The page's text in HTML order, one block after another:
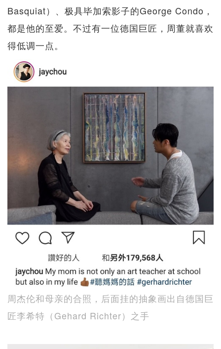
Basquiat）、极具毕加索影子的George Condo，
都是他的至爱。不过有一位德国巨匠，周董就喜欢
得低调一点。
周杰伦和母亲的合照，后面挂的抽象画出自德国巨
匠李希特（Gehard Richter）之手